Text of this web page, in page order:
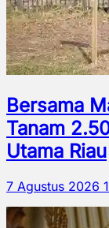
Bersama
Tanam
Utama Riau
7 Agustus 2026